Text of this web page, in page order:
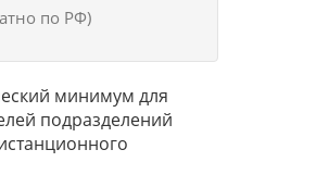
по РФ)
минимум для
подразделений